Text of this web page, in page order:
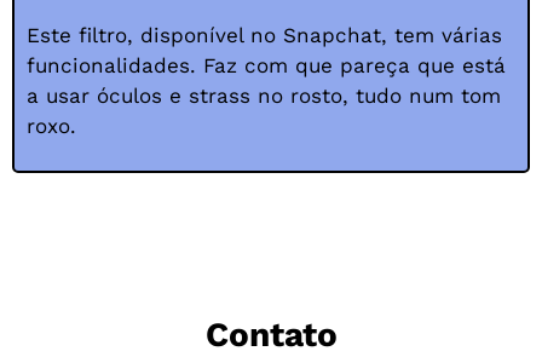
Este filtro, disponível no Snapchat, tem várias
funcionalidades. Faz com que pareça que está
a usar óculos e strass no rosto, tudo num tom
roxo.
Contato